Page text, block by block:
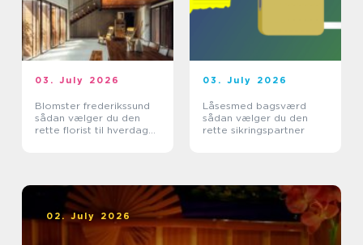
03. July 2026
Blomster frederikssund
sådan vælger du den
rette florist til hverdag
03. July 2026
Låsesmed bagsværd
sådan vælger du den
rette sikringspartner
02. July 2026